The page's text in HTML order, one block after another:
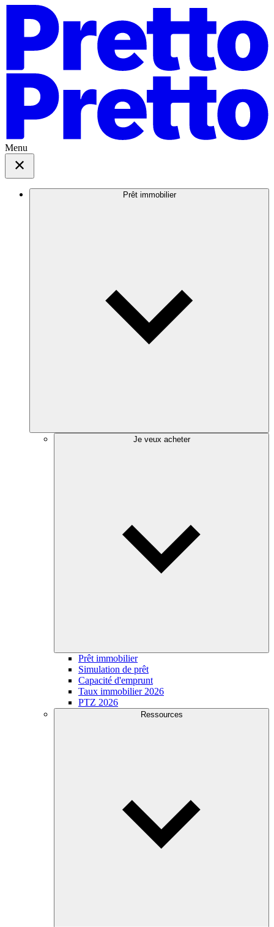
Menu
Prêt immobilier
Je veux acheter
Prêt immobilier
Simulation de prêt
Capacité d'emprunt
Taux immobilier 2026
PTZ 2026
Ressources